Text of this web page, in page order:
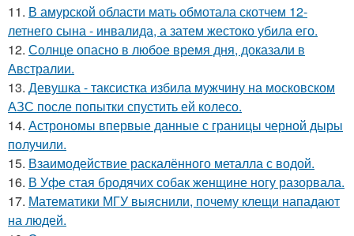
11. В амурской области мать обмотала скотчем 12-
летнего сына - инвалида, а затем жестоко убила его.
12. Солнце опасно в любое время дня, доказали в
Австралии.
13. Девушка - таксистка избила мужчину на московском
АЗС после попытки спустить ей колесо.
14. Астрономы впервые данные с границы черной дыры
получили.
15. Взаимодействие раскалённого металла с водой.
16. В Уфе стая бродячих собак женщине ногу разорвала.
17. Математики МГУ выяснили, почему клещи нападают
на людей.